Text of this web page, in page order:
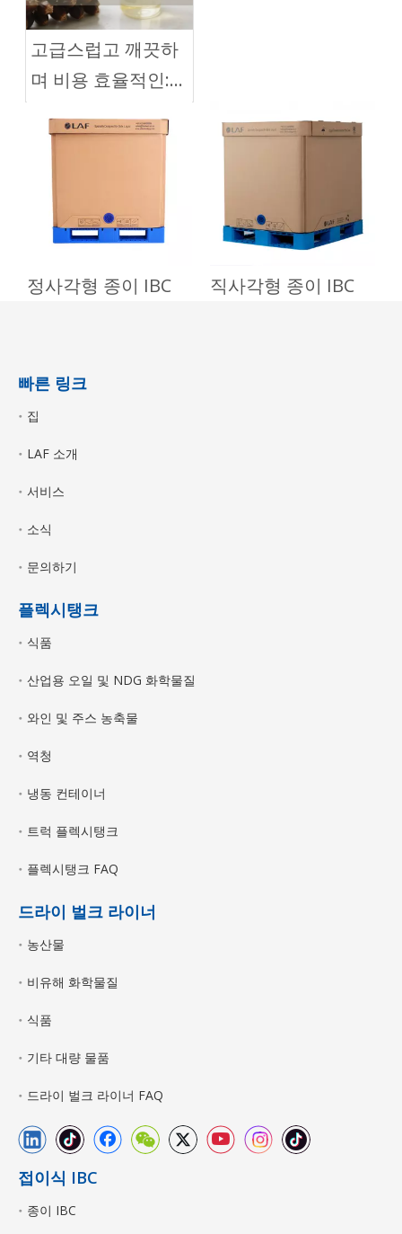
고급스럽고 깨끗하
며 비용 효율적인:
IBC 라이너
정사각형 종이 IBC 직사각형 종이 IBC
빠른 링크
집
LAF 소개
서비스
소식
문의하기
플렉시탱크
식품
산업용 오일 및 NDG 화학물질
와인 및 주스 농축물
역청
냉동 컨테이너
트럭 플렉시탱크
플렉시탱크 FAQ
드라이 벌크 라이너
농산물
비유해 화학물질
식품
기타 대량 물품
드라이 벌크 라이너 FAQ
접이식 IBC
종이 IBC